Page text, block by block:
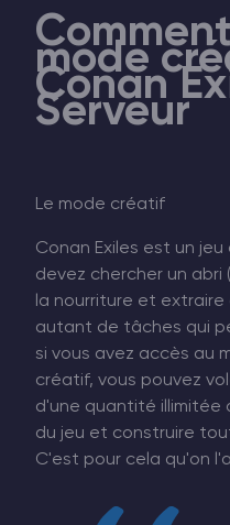
mode
Conan
Serveur
Le mode créatif
Conan Exiles est un
devez chercher un abri
la nourriture et
autant de tâches qui
si vous avez accès au
créatif, vous pouvez
d'une quantité illimitée
du jeu et construire
C'est pour cela qu'on